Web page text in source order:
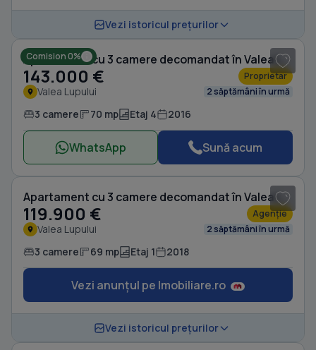
Vezi istoricul prețurilor
Comision 0% Apartament cu 3 camere decomandat în Valea Lupului
143.000 € Proprietar
Valea Lupului 2 săptămâni în urmă
3 camere 70 mp Etaj 4 2016
WhatsApp Sună acum
Apartament cu 3 camere decomandat în Valea Lupului
119.900 € Agenție
Valea Lupului 2 săptămâni în urmă
3 camere 69 mp Etaj 1 2018
Vezi anunțul pe Imobiliare.ro
Vezi istoricul prețurilor